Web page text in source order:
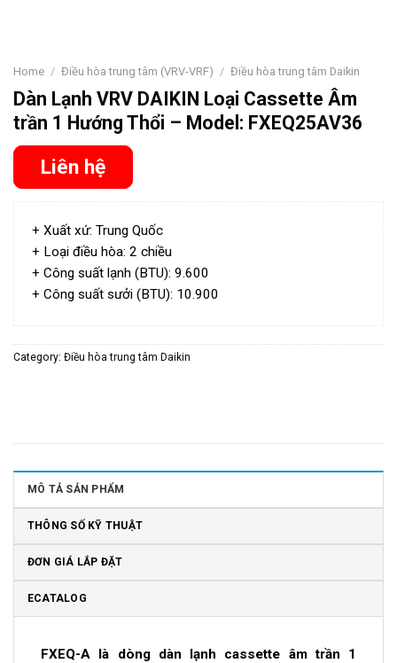
Home / Điều hòa trung tâm (VRV-VRF) / Điều hòa trung tâm Daikin
Dàn Lạnh VRV DAIKIN Loại Cassette Âm
trần 1 Hướng Thổi – Model: FXEQ25AV36
Liên hệ
+ Xuất xứ: Trung Quốc
+ Loại điều hòa: 2 chiều
+ Công suất lạnh (BTU): 9.600
+ Công suất sưởi (BTU): 10.900
Category: Điều hòa trung tâm Daikin
MÔ TẢ SẢN PHẨM
THÔNG SỐ KỸ THUẬT
ĐƠN GIÁ LẮP ĐẶT
ECATALOG
FXEQ-A là dòng dàn lạnh cassette âm trần 1